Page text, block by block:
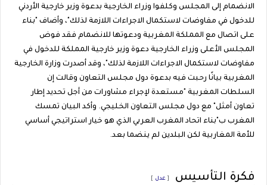
الانضمام إلى المجلس وكلفوا وزراء الخارجية بدعوة وزير خارجية الأردني
للدخول في مفاوضات لاستكمال الاجراءات اللازمة لذلك"، وأضاف "بناء
على اتصال مع المملكة المغربية ودعوتها للانضمام فقد فوض
المجلس الأعلى وزراء الخارجية دعوة وزير خارجية المملكة للدخول في
مفاوضات لاستكمال الاجراءات اللازمة لذلك"، وقد أصدرت وزارة الخارجية
المغربية بيانًا رحبت فيه بدعوة دول مجلس التعاون وقالت إن
السلطات المغربية "مستعدة لإجراء مشاورات من أجل تحديد إطار
تعاون أمثل" مع دول مجلس التعاون الخليجي. وأكد البيان تمسك
المغرب ب"بناء اتحاد المغرب العربي الذي هو خيار استراتيجي أساسي
للأمة المغاربية لكن البلدين لم ينضما بعد.
فكرة التأسيس [ عدل ]